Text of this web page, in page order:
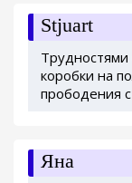
Stjuart
коробки на
прободения
Яна